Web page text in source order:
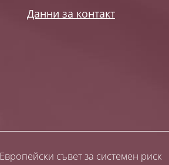
Данни за контакт
Европейски съвет за системен риск